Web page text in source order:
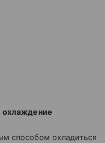
охлаждение
способом охладиться